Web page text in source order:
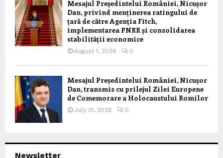
Mesajul Președintelui României, Nicușor
Dan, privind menținerea ratingului de
țară de către Agenția Fitch,
implementarea PNRR și consolidarea
stabilității economice
August 1, 2026 0
Mesajul Președintelui României, Nicușor
Dan, transmis cu prilejul Zilei Europene
de Comemorare a Holocaustului Romilor
July 31, 2026 0
Newsletter